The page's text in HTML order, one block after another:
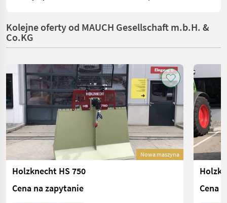
Kolejne oferty od MAUCH Gesellschaft m.b.H. &
Co.KG
Nowa maszyna
Holzknecht HS 750
Cena na zapytanie
Cena